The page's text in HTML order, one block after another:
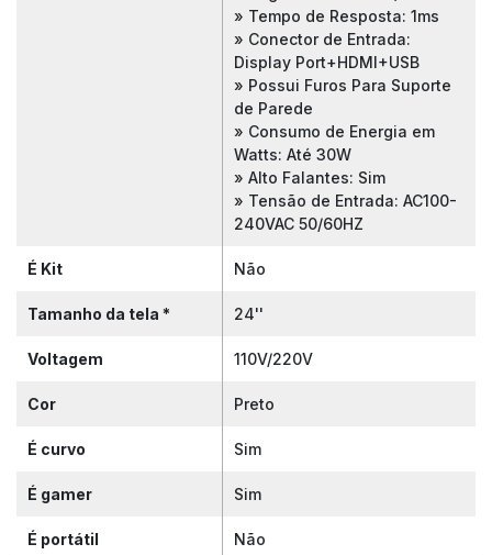
» Tempo de Resposta: 1ms
» Conector de Entrada:
Display Port+HDMI+USB
» Possui Furos Para Suporte
de Parede
» Consumo de Energia em
Watts: Até 30W
» Alto Falantes: Sim
» Tensão de Entrada: AC100-
240VAC 50/60HZ
É Kit Não
Tamanho da tela * 24''
Voltagem 110V/220V
Cor Preto
É curvo Sim
É gamer Sim
É portátil Não